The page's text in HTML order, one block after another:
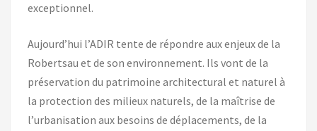
exceptionnel.
Aujourd’hui l’ADIR tente de répondre aux enjeux de la
Robertsau et de son environnement. Ils vont de la
préservation du patrimoine architectural et naturel à
la protection des milieux naturels, de la maîtrise de
l’urbanisation aux besoins de déplacements, de la